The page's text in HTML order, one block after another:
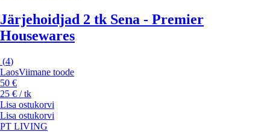
Järjehoidjad 2 tk Sena - Premier
Housewares
(4)
LaosViimane toode
50 €
25 € / tk
Lisa ostukorvi
Lisa ostukorvi
PT LIVING